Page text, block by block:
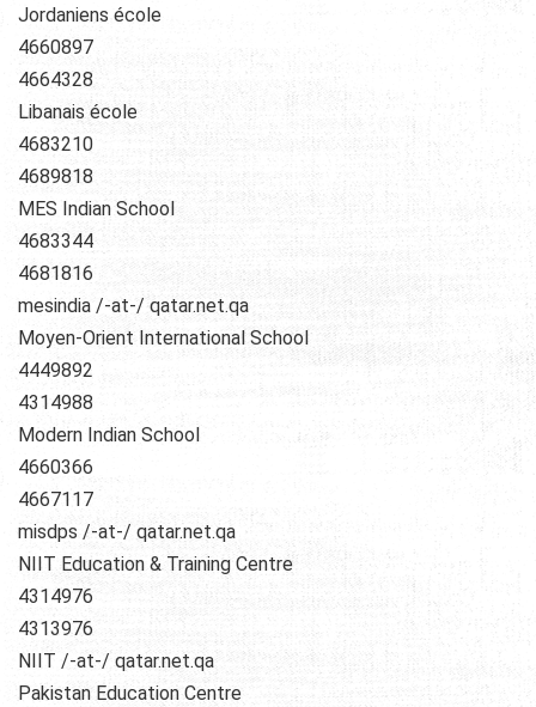
Jordaniens école
4660897
4664328
Libanais école
4683210
4689818
MES Indian School
4683344
4681816
mesindia /-at-/ qatar.net.qa
Moyen-Orient International School
4449892
4314988
Modern Indian School
4660366
4667117
misdps /-at-/ qatar.net.qa
NIIT Education & Training Centre
4314976
4313976
NIIT /-at-/ qatar.net.qa
Pakistan Education Centre